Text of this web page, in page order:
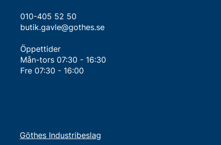
010-405 52 50
butik.gavle@gothes.se
Öppettider
Mån-tors 07:30 - 16:30​
Fre 07:30 - 16:00
Göthes Industribeslag